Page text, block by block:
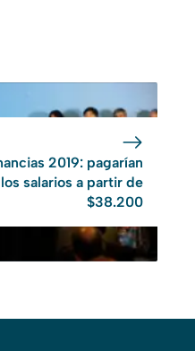
2019: pagarían
los salarios a partir de
$38.200